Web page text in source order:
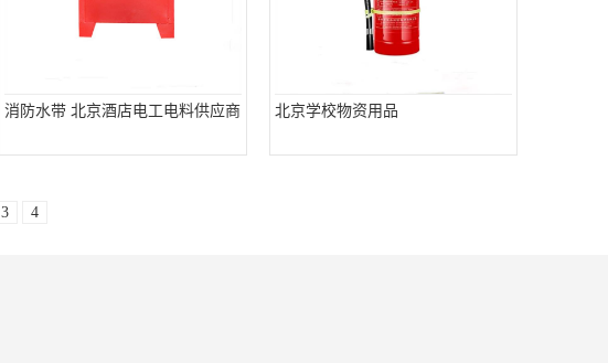
消防水带 北京酒店电工电料供应商 北京学校物资用品
3 4